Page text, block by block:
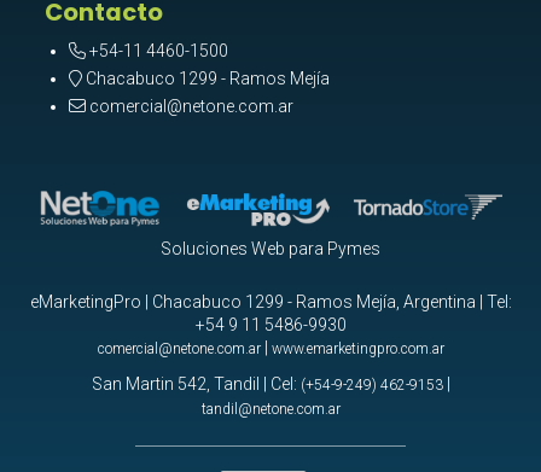
Contacto
+54-11 4460-1500
Chacabuco 1299 - Ramos Mejía
comercial@netone.com.ar
Soluciones Web para Pymes
eMarketingPro | Chacabuco 1299 - Ramos Mejía, Argentina | Tel:
+54 9 11 5486-9930
comercial@netone.com.ar| www.emarketingpro.com.ar
San Martin 542, Tandil | Cel: (+54-9-249) 462-9153|
tandil@netone.com.ar